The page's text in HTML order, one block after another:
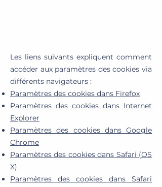
Les liens suivants expliquent comment
accéder aux paramètres des cookies via
différents navigateurs :
Paramètres des cookies dans Firefox
Paramètres des cookies dans Internet
Explorer
Paramètres des cookies dans Google
Chrome
Paramètres des cookies dans Safari (OS
X)
Paramètres des cookies dans Safari